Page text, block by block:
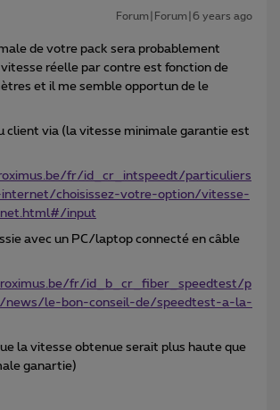
Forum|Forum|6 years ago
de votre pack sera probablement
vitesse réelle par contre est fonction de
et il me semble opportun de le
client via (la vitesse minimale garantie est
fr/id_cr_intspeedt/particuliers
choisissez-votre-option/vitesse-
input
avec un PC/laptop connecté en câble
fr/id_b_cr_fiber_speedtest/p
news/le-bon-conseil-de/speedtest-a-la-
la vitesse obtenue serait plus haute que
ganartie)